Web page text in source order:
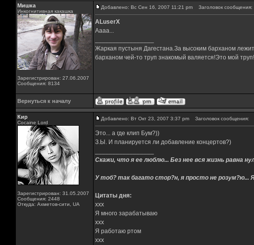
Мишка
Инкогнитивная какашка
Зарегистрирован: 27.06.2007
Сообщения: 8134
Добавлено: Вс Сен 16, 2007 11:21 pm Заголовок сообщения:
ALuserX
Аааа...
Жаркая пустыня Дагестана.За высоким барханом
барханом чей-то труп знакомый валяется!Это мой
Вернуться к началу
Кир
Cocaine Lord
Зарегистрирован: 31.05.2007
Сообщения: 2448
Откуда: Ахметов-сити, UA
Добавлено: Вт Окт 23, 2007 3:37 pm Заголовок сообщения:
Это... а где клип Бум?))
З.Ы. И планируется ли добавление концертов?)
Скажи, что я ее люблю... Без нее вся жизнь равна
У тоб? так багато стор?н, я просто не розум?ю...
Цитаты дня:
xxx
Я много зарабатываю
xxx
Я работаю ртом
xxx